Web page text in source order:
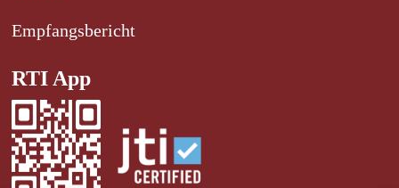
Empfangsbericht
RTI App